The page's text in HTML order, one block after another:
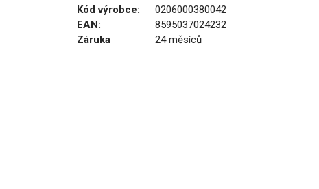
Kód výrobce:
0206000380042
EAN:
8595037024232
Záruka
24 měsíců